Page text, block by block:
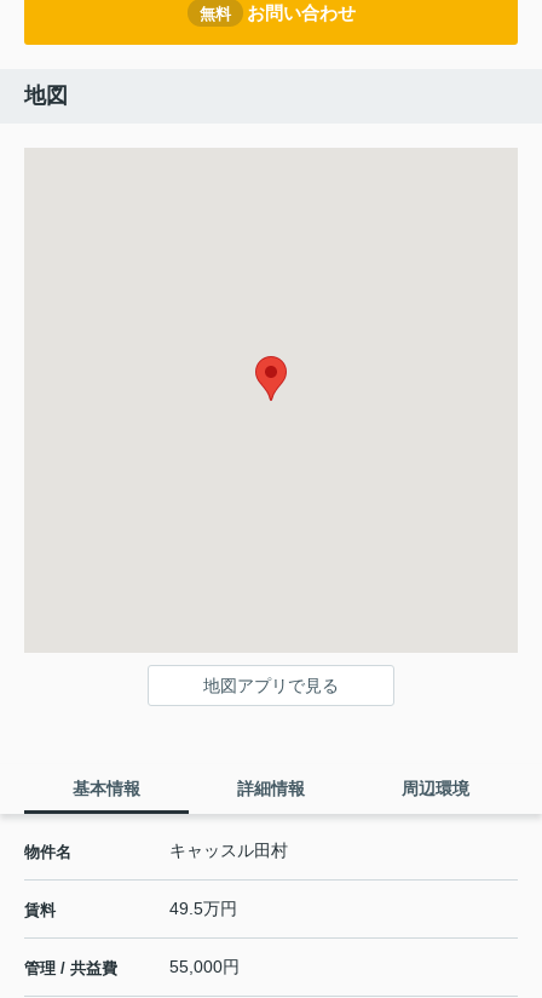
無料 お問い合わせ
地図
地図アプリで見る
基本情報 詳細情報 周辺環境
物件名 キャッスル田村
賃料 49.5万円
管理 / 共益費 55,000円